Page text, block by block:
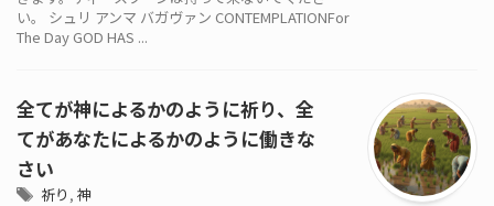
い。 シュリ アンマ バガヴァン CONTEMPLATIONFor
The Day GOD HAS ...
全てが神によるかのように祈り、全
てがあなたによるかのように働きな
さい
祈り , 神